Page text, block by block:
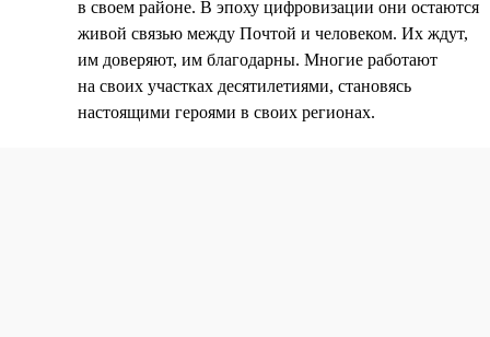
в своем районе. В эпоху цифровизации они остаются
живой связью между Почтой и человеком. Их ждут,
им доверяют, им благодарны. Многие работают
на своих участках десятилетиями, становясь
настоящими героями в своих регионах.